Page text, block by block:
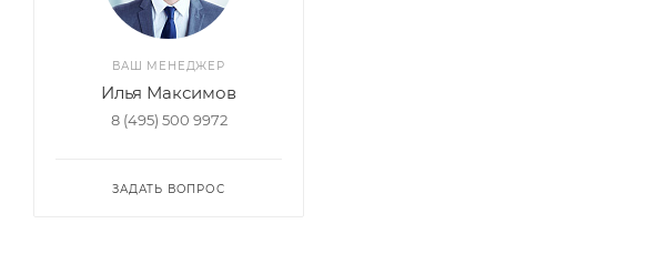
ВАШ МЕНЕДЖЕР
Илья Максимов
8 (495) 500 9972
ЗАДАТЬ ВОПРОС